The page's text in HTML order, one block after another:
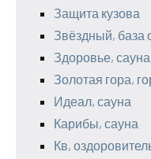
Защита кузова
Звёздный, база
Здоровье, сауна
Золотая гора,
Идеал, сауна
Карибы, сауна
Кв,